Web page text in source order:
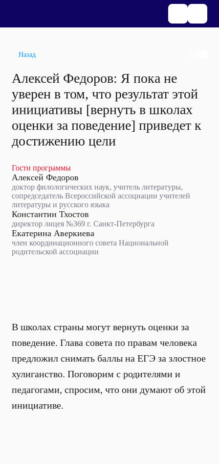
Назад
Алексей Федоров: Я пока не
уверен в том, что результат этой
инициативы [вернуть в школах
оценки за поведение] приведет к
достижению цели
Гости программы
Алексей Федоров
доктор филологических наук, учитель литературы,
сопредседатель Всероссийской ассоциации учителей
литературы и русского языка
Константин Тхостов
директор лицея №369 г. Санкт-Петербурга
Екатерина Аверкиева
член координационного совета Национальной
родительской ассоциации
В школах страны могут вернуть оценки за
поведение. Глава совета по правам человека
предложил снимать баллы на ЕГЭ за злостное
хулиганство. Поговорим с родителями и
педагогами, спросим, что они думают об этой
инициативе.